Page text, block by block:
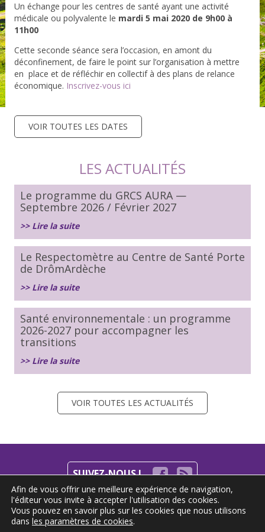
Un échange pour les centres de santé ayant une activité
médicale ou polyvalente le mardi 5 mai 2020 de 9h00 à
11h00
Cette seconde séance sera l’occasion, en amont du
déconfinement, de faire le point sur l’organisation à mettre
en place et de réfléchir en collectif à des plans de relance
économique. Inscrivez-vous ici
VOIR TOUTES LES DATES
LES ACTUALITÉS
Le programme du GRCS AURA —
Septembre 2026 / Février 2027
>> Lire la suite
Le Respectomètre au Centre de Santé Porte
de DrômArdèche
>> Lire la suite
Santé environnementale : un programme
2026-2027 pour accompagner les
transitions
>> Lire la suite
VOIR TOUTES LES ACTUALITÉS
SUIVEZ-NOUS !
S'INSCRIRE À LA NEWSLETTER
Afin de vous offrir une meilleure expérience de navigation,
l'éditeur vous invite à accepter l'utilisation des cookies.
Vous pouvez en savoir plus sur les cookies que nous utilisons
dans les paramètres de cookies.